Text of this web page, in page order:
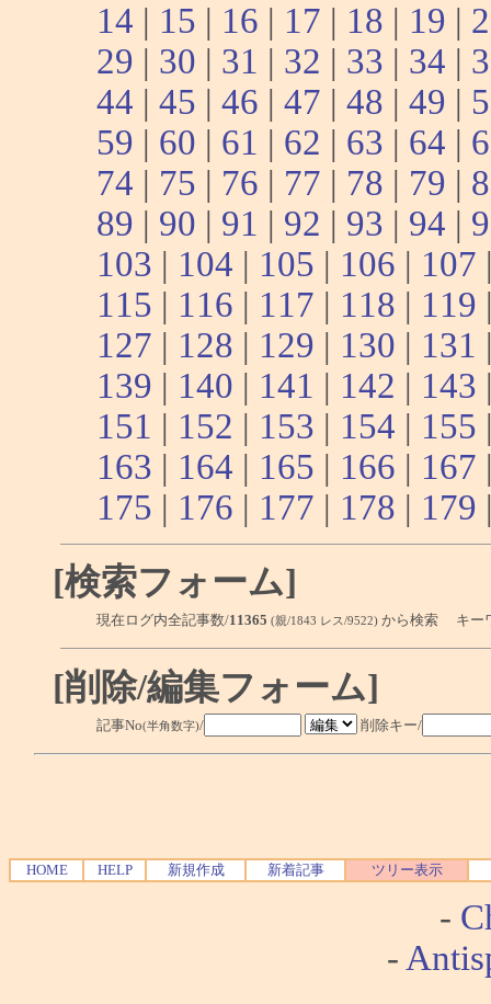
14 | 15 | 16 | 17 | 18 | 19 |
29 | 30 | 31 | 32 | 33 | 34 |
44 | 45 | 46 | 47 | 48 | 49 |
59 | 60 | 61 | 62 | 63 | 64 |
74 | 75 | 76 | 77 | 78 | 79 |
89 | 90 | 91 | 92 | 93 | 94 |
103 | 104 | 105 | 106 | 107
115 | 116 | 117 | 118 | 119
127 | 128 | 129 | 130 | 131
139 | 140 | 141 | 142 | 143
151 | 152 | 153 | 154 | 155
163 | 164 | 165 | 166 | 167
175 | 176 | 177 | 178 | 179
[検索フォーム]
現在ログ内全記事数/11365 (親/1843 レス/9522) から検索 キー
[削除/編集フォーム]
記事No(半角数字)/ 削除キー/
HOME HELP 新規作成 新着記事 ツリー表示
-
-